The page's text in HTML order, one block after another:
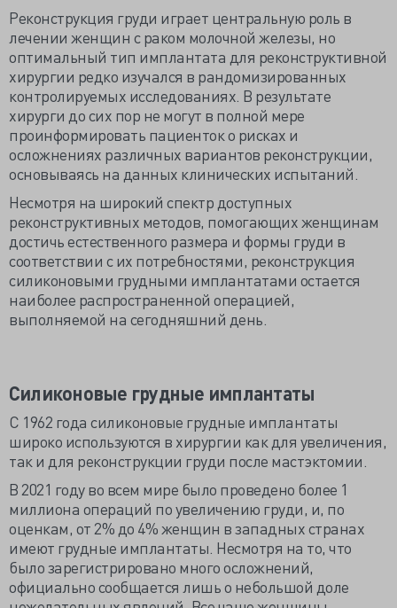
Реконструкция груди играет центральную роль в
лечении женщин с раком молочной железы, но
оптимальный тип имплантата для реконструктивной
хирургии редко изучался в рандомизированных
контролируемых исследованиях. В результате
хирурги до сих пор не могут в полной мере
проинформировать пациенток о рисках и
осложнениях различных вариантов реконструкции,
основываясь на данных клинических испытаний.
Несмотря на широкий спектр доступных
реконструктивных методов, помогающих женщинам
достичь естественного размера и формы груди в
соответствии с их потребностями, реконструкция
силиконовыми грудными имплантатами остается
наиболее распространенной операцией,
выполняемой на сегодняшний день.
Силиконовые грудные имплантаты
С 1962 года силиконовые грудные имплантаты
широко используются в хирургии как для увеличения,
так и для реконструкции груди после мастэктомии.
В 2021 году во всем мире было проведено более 1
миллиона операций по увеличению груди, и, по
оценкам, от 2% до 4% женщин в западных странах
имеют грудные имплантаты. Несмотря на то, что
было зарегистрировано много осложнений,
официально сообщается лишь о небольшой доле